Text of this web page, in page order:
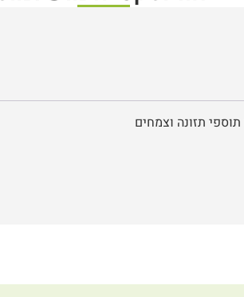
תזונה וצמחים